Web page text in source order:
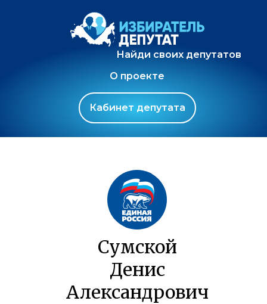
Найди своих депутатов
О проекте
Кабинет депутата
Сумской
Денис
Александрович